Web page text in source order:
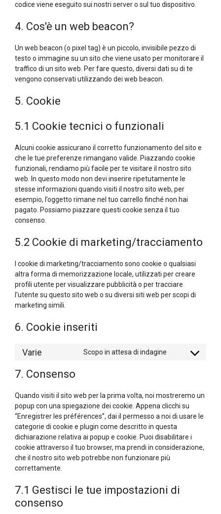
codice viene eseguito sui nostri server o sul tuo dispositivo.
4. Cos'è un web beacon?
Un web beacon (o pixel tag) è un piccolo, invisibile pezzo di
testo o immagine su un sito che viene usato per monitorare il
traffico di un sito web. Per fare questo, diversi dati su di te
vengono conservati utilizzando dei web beacon.
5. Cookie
5.1 Cookie tecnici o funzionali
Alcuni cookie assicurano il corretto funzionamento del sito e
che le tue preferenze rimangano valide. Piazzando cookie
funzionali, rendiamo più facile per te visitare il nostro sito
web. In questo modo non devi inserire ripetutamente le
stesse informazioni quando visiti il nostro sito web, per
esempio, l’oggetto rimane nel tuo carrello finché non hai
pagato. Possiamo piazzare questi cookie senza il tuo
consenso.
5.2 Cookie di marketing/tracciamento
I cookie di marketing/tracciamento sono cookie o qualsiasi
altra forma di memorizzazione locale, utilizzati per creare
profili utente per visualizzare pubblicità o per tracciare
l’utente su questo sito web o su diversi siti web per scopi di
marketing simili.
6. Cookie inseriti
Varie Scopo in attesa di indagine
Consent
7. Consenso
Quando visiti il sito web per la prima volta, noi mostreremo un
popup con una spiegazione dei cookie. Appena clicchi su
“Enregistrer les préférences”, dai il permesso a noi di usare le
categorie di cookie e plugin come descritto in questa
dichiarazione relativa ai popup e cookie. Puoi disabilitare i
cookie attraverso il tuo browser, ma prendi in considerazione,
che il nostro sito web potrebbe non funzionare più
correttamente.
7.1 Gestisci le tue impostazioni di
consenso